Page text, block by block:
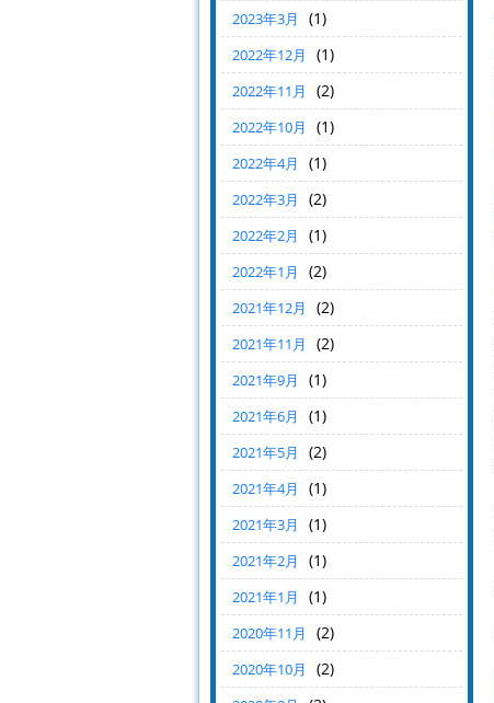
2023年3月 (1)
2022年12月 (1)
2022年11月 (2)
2022年10月 (1)
2022年4月 (1)
2022年3月 (2)
2022年2月 (1)
2022年1月 (2)
2021年12月 (2)
2021年11月 (2)
2021年9月 (1)
2021年6月 (1)
2021年5月 (2)
2021年4月 (1)
2021年3月 (1)
2021年2月 (1)
2021年1月 (1)
2020年11月 (2)
2020年10月 (2)